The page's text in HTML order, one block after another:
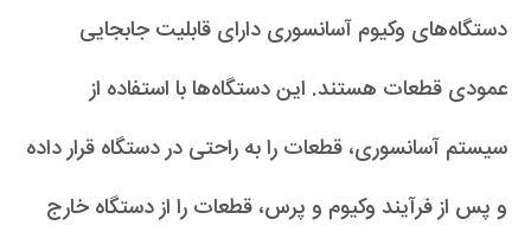
دستگاه‌های وکیوم آسانسوری دارای قابلیت جابجایی
عمودی قطعات هستند. این دستگاه‌ها با استفاده از
سیستم آسانسوری، قطعات را به راحتی در دستگاه قرار داده
و پس از فرآیند وکیوم و پرس، قطعات را از دستگاه خارج